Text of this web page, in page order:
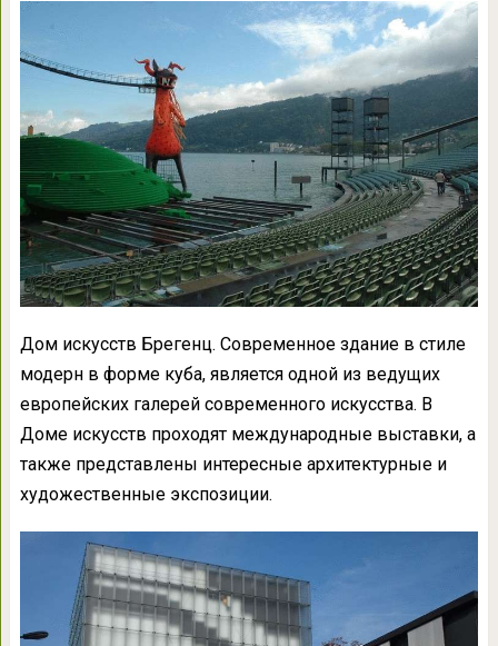
Дом искусств Брегенц. Современное здание в стиле
модерн в форме куба, является одной из ведущих
европейских галерей современного искусства. В
Доме искусств проходят международные выставки, а
также представлены интересные архитектурные и
художественные экспозиции.